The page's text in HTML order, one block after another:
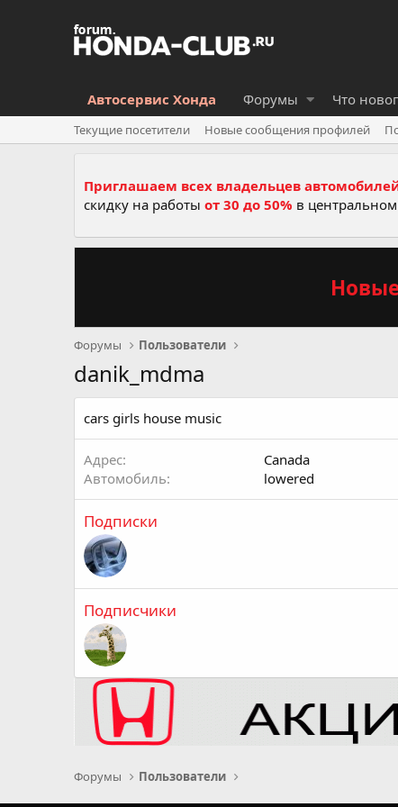
Автосервис Хонда Форумы Что
Текущие посетители Новые сообщения профилей
Приглашаем всех владельцев
скидку на работы от 30 до 50% в
Форумы Пользователи
danik_mdma
cars girls house music
Адрес
Canada
Автомобиль
lowered
Подписки
Подписчики
Форумы Пользователи